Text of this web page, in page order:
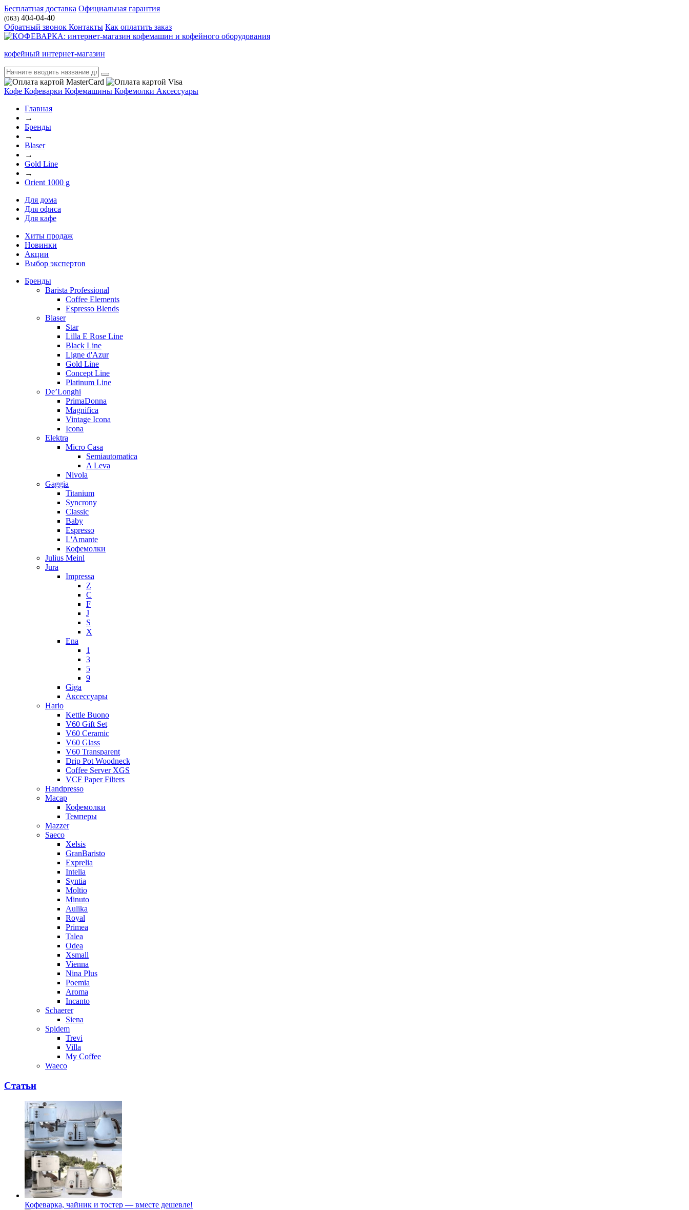
Бесплатная доставка Официальная гарантия
(063) 404-04-40
Обратный звонок Контакты Как оплатить заказ
кофейный интернет-магазин
Кофе Кофеварки Кофемашины Кофемолки Аксессуары
Главная
→
Бренды
→
Blaser
→
Gold Line
→
Orient 1000 g
Для дома
Для офиса
Для кафе
Хиты продаж
Новинки
Акции
Выбор экспертов
Бренды
Barista Professional
Coffee Elements
Espresso Blends
Blaser
Star
Lilla E Rose Line
Black Line
Ligne d'Azur
Gold Line
Concept Line
Platinum Line
De’Longhi
PrimaDonna
Magnifica
Vintage Icona
Icona
Elektra
Micro Casa
Semiautomatica
A Leva
Nivola
Gaggia
Titanium
Syncrony
Classic
Baby
Espresso
L'Amante
Кофемолки
Julius Meinl
Jura
Impressa
Z
C
F
J
S
X
Ena
1
3
5
9
Giga
Аксессуары
Hario
Kettle Buono
V60 Gift Set
V60 Ceramic
V60 Glass
V60 Transparent
Drip Pot Woodneck
Coffee Server XGS
VCF Paper Filters
Handpresso
Macap
Кофемолки
Темперы
Mazzer
Saeco
Xelsis
GranBaristo
Exprelia
Intelia
Syntia
Moltio
Minuto
Aulika
Royal
Primea
Talea
Odea
Xsmall
Vienna
Nina Plus
Poemia
Aroma
Incanto
Schaerer
Siena
Spidem
Trevi
Villa
My Coffee
Waeco
Статьи
Кофеварка, чайник и тостер — вместе дешевле!